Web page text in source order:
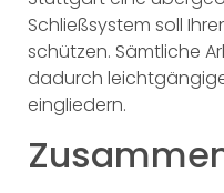
Schließsystem soll
schützen. Sämtliche
dadurch
eingliedern.